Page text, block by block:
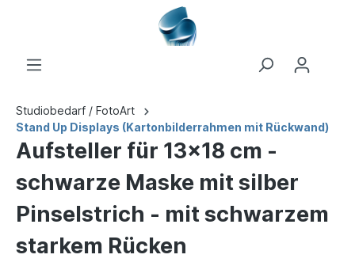
Studiobedarf / FotoArt
Stand Up Displays (Kartonbilderrahmen mit Rückwand)
Aufsteller für 13x18 cm -
schwarze Maske mit silber
Pinselstrich - mit schwarzem
starkem Rücken